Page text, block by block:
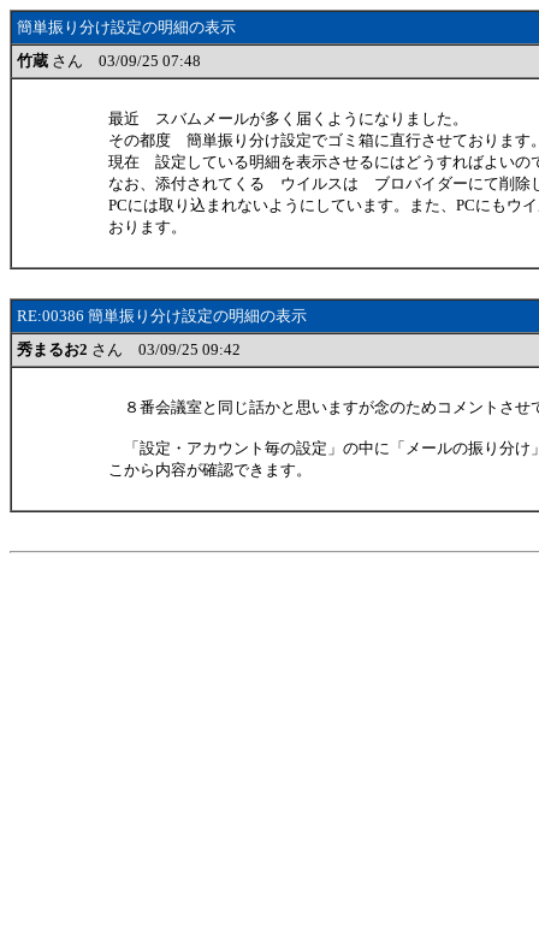
簡単振り分け設定の明細の表示
竹蔵 さん 03/09/25 07:48
最近 スバムメールが多く届くようになりました。
その都度 簡単振り分け設定でゴミ箱に直行させております
現在 設定している明細を表示させるにはどうすればよいの
なお、添付されてくる ウイルスは ブロバイダーにて削除
PCには取り込まれないようにしています。また、PCにもウ
おります。
RE:00386 簡単振り分け設定の明細の表示
秀まるお2 さん 03/09/25 09:42
８番会議室と同じ話かと思いますが念のためコメントさ
「設定・アカウント毎の設定」の中に「メールの振り分け
こから内容が確認できます。